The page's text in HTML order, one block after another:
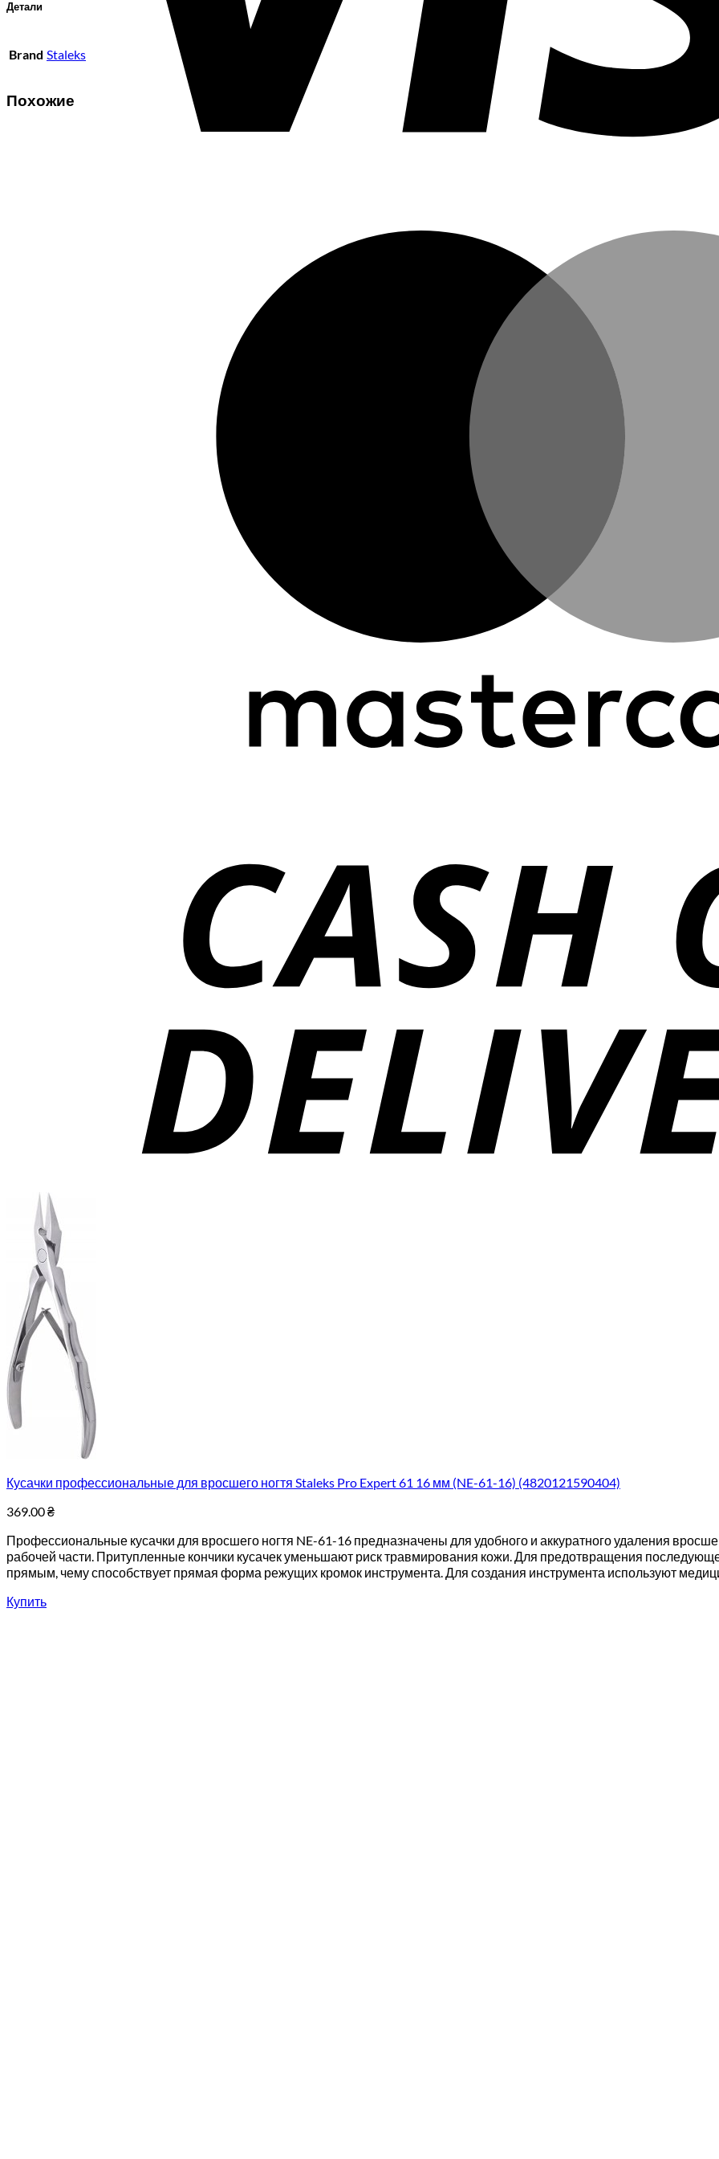
Детали
Brand Staleks
Похожие
Кусачки профессиональные для вросшего ногтя Staleks Pro Expert 61 16 мм (NE-61-16) (4820121590404)
369.00₴
Профессиональные кусачки для вросшего ногтя NE-61-16 предназначены для удобного и аккуратного удаления
рабочей части. Притупленные кончики кусачек уменьшают риск травмирования кожи. Для предотвращения
прямым, чему способствует прямая форма режущих кромок инструмента. Для создания инструмента используют
Купить